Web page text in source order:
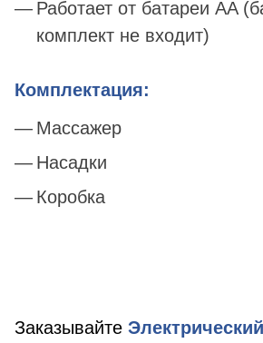
Работает от батареи AA
комплект не входит)
Комплектация:
Массажер
Насадки
Коробка
Заказывайте